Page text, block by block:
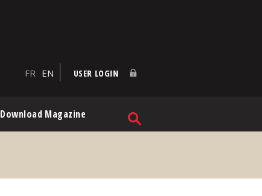
FR EN USER LOGIN
Download Magazine